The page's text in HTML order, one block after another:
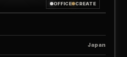
OFFICE CREATE
Japan